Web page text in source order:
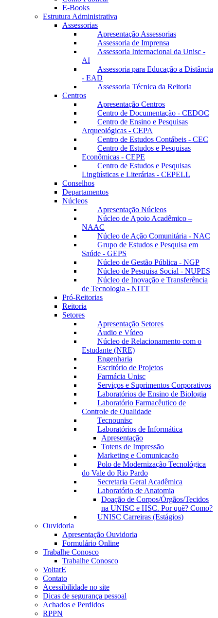
E-Books
Estrutura Administrativa
Assessorias
Apresentação Assessorias
Assessoria de Imprensa
Assessoria Internacional da Unisc -
AI
Assessoria para Educação a Distância
- EAD
Assessoria Técnica da Reitoria
Centros
Apresentação Centros
Centro de Documentação - CEDOC
Centro de Ensino e Pesquisas
Arqueológicas - CEPA
Centro de Estudos Contábeis - CEC
Centro de Estudos e Pesquisas
Econômicas - CEPE
Centro de Estudos e Pesquisas
Lingüísticas e Literárias - CEPELL
Conselhos
Departamentos
Núcleos
Apresentação Núcleos
Núcleo de Apoio Acadêmico –
NAAC
Núcleo de Ação Comunitária - NAC
Grupo de Estudos e Pesquisa em
Saúde - GEPS
Núcleo de Gestão Pública - NGP
Núcleo de Pesquisa Social - NUPES
Núcleo de Inovação e Transferência
de Tecnologia - NITT
Pró-Reitorias
Reitoria
Setores
Apresentação Setores
Áudio e Vídeo
Núcleo de Relacionamento com o
Estudante (NRE)
Engenharia
Escritório de Projetos
Farmácia Unisc
Serviços e Suprimentos Corporativos
Laboratórios de Ensino de Biologia
Laboratório Farmacêutico de
Controle de Qualidade
Tecnounisc
Laboratórios de Informática
Apresentação
Totens de Impressão
Marketing e Comunicação
Polo de Modernização Tecnológica
do Vale do Rio Pardo
Secretaria Geral Acadêmica
Laboratório de Anatomia
Doação de Corpos/Órgãos/Tecidos
na UNISC e HSC. Por quê? Como?
UNISC Carreiras (Estágios)
Ouvidoria
Apresentação Ouvidoria
Formulário Online
Trabalhe Conosco
Trabalhe Conosco
VoltarE
Contato
Acessibilidade no site
Dicas de segurança pessoal
Achados e Perdidos
RPPN